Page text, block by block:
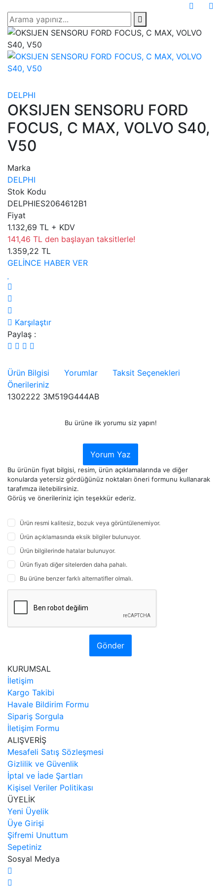
DELPHI
OKSIJEN SENSORU FORD
FOCUS, C MAX, VOLVO S40,
V50
Marka
DELPHI
Stok Kodu
DELPHIES2064612B1
Fiyat
1.132,69 TL + KDV
141,46 TL den başlayan taksitlerle!
1.359,22 TL
GELİNCE HABER VER
Karşılaştır
Paylaş :
Ürün Bilgisi Yorumlar
Taksit Seçenekleri
Önerileriniz
1302222 3M519G444AB
Bu ürüne ilk yorumu siz yapın!
Yorum Yaz
Bu ürünün fiyat bilgisi, resim, ürün açıklamalarında ve diğer
konularda yetersiz gördüğünüz noktaları öneri formunu kullanarak
tarafımıza iletebilirsiniz.
Görüş ve önerileriniz için teşekkür ederiz.
Ürün resmi kalitesiz, bozuk veya görüntülenemiyor.
Ürün açıklamasında eksik bilgiler bulunuyor.
Ürün bilgilerinde hatalar bulunuyor.
Ürün fiyatı diğer sitelerden daha pahalı.
Bu ürüne benzer farklı alternatifler olmalı.
Gönder
KURUMSAL
İletişim
Kargo Takibi
Havale Bildirim Formu
Sipariş Sorgula
İletişim Formu
ALIŞVERİŞ
Mesafeli Satış Sözleşmesi
Gizlilik ve Güvenlik
İptal ve İade Şartları
Kişisel Veriler Politikası
ÜYELİK
Yeni Üyelik
Üye Girişi
Şifremi Unuttum
Sepetiniz
Sosyal Medya